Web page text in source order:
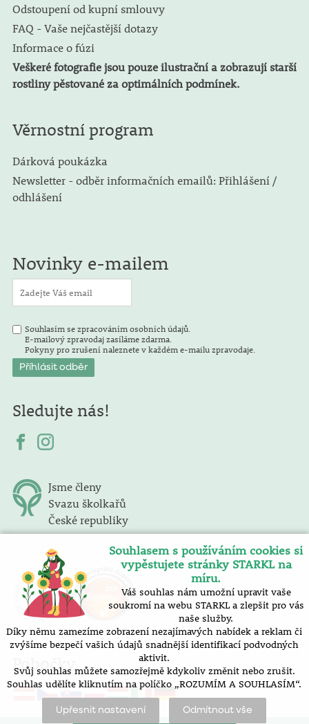
Odstoupení od kupní smlouvy
FAQ - Vaše nejčastější dotazy
Informace o fúzi
Veškeré fotografie jsou pouze ilustrační a zobrazují starší
rostliny pěstované za optimálních podmínek.
Věrnostní program
Dárková poukázka
Newsletter - odběr informačních emailů: Přihlášení /
odhlášení
Novinky e-mailem
Souhlasím se zpracováním osobních údajů.
E-mailový zpravodaj zasíláme zdarma.
Pokyny pro zrušení naleznete v každém e-mailu zpravodaje.
Sledujte nás!
Jsme členy
Svazu školkařů
České republiky
Pobočky
Souhlasem s používáním cookies si
vypěstujete stránky STARKL na
míru.
Váš souhlas nám umožní upravit vaše
soukromí na webu STARKL a zlepšit pro vás
naše služby.
Díky němu zamezíme zobrazení nezajímavých nabídek a reklam či
zvýšíme bezpečí vašich údajů snadnější identifikací podvodných
aktivit.
Svůj souhlas můžete samozřejmě kdykoliv změnit nebo zrušit.
Souhlas udělíte kliknutím na políčko „ROZUMÍM A SOUHLASÍM“.
Upřesnit nastavení Odmítnout vše